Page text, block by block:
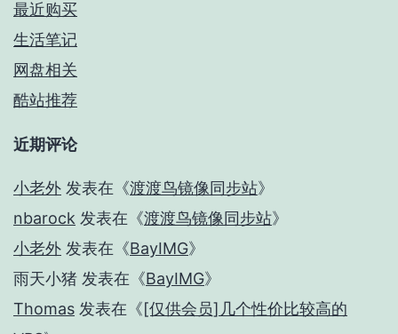
最近购买
生活笔记
网盘相关
酷站推荐
近期评论
小老外 发表在《渡渡鸟镜像同步站》
nbarock 发表在《渡渡鸟镜像同步站》
小老外 发表在《BayIMG》
雨天小猪 发表在《BayIMG》
Thomas 发表在《[仅供会员]几个性价比较高的